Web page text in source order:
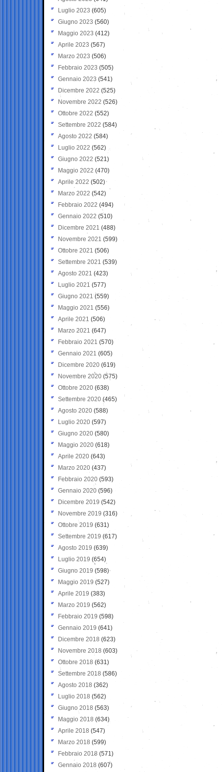
Luglio 2023 (605)
Giugno 2023 (560)
Maggio 2023 (412)
Aprile 2023 (567)
Marzo 2023 (506)
Febbraio 2023 (505)
Gennaio 2023 (541)
Dicembre 2022 (525)
Novembre 2022 (526)
Ottobre 2022 (552)
Settembre 2022 (584)
Agosto 2022 (584)
Luglio 2022 (562)
Giugno 2022 (521)
Maggio 2022 (470)
Aprile 2022 (502)
Marzo 2022 (542)
Febbraio 2022 (494)
Gennaio 2022 (510)
Dicembre 2021 (488)
Novembre 2021 (599)
Ottobre 2021 (506)
Settembre 2021 (539)
Agosto 2021 (423)
Luglio 2021 (577)
Giugno 2021(559)
Maggio 2021 (556)
Aprile 2021 (506)
Marzo 2021 (647)
Febbraio 2021 (570)
Gennaio 2021 (605)
Dicembre 2020 (619)
Novembre 2020 (575)
Ottobre 2020 (638)
Settembre 2020(465)
Agosto 2020 (588)
Luglio 2020 (597)
Giugno 2020 (580)
Maggio 2020 (618)
Aprile 2020 (643)
Marzo 2020 (437)
Febbraio 2020 (593)
Gennaio 2020 (596)
Dicembre 2019 (542)
Novembre 2019 (316)
Ottobre 2019 (631)
Settembre 2019 (617)
Agosto 2019 (639)
Luglio 2019 (654)
Giugno 2019 (598)
Maggio 2019 (527)
Aprile 2019 (383)
Marzo 2019 (562)
Febbraio 2019 (598)
Gennaio 2019 (641)
Dicembre 2018 (623)
Novembre 2018 (603)
Ottobre 2018 (631)
Settembre 2018 (586)
Agosto 2018 (362)
Luglio 2018 (562)
Giugno 2018 (563)
Maggio 2018 (634)
Aprile 2018 (547)
Marzo 2018 (599)
Febbraio 2018 (571)
Gennaio 2018 (607)